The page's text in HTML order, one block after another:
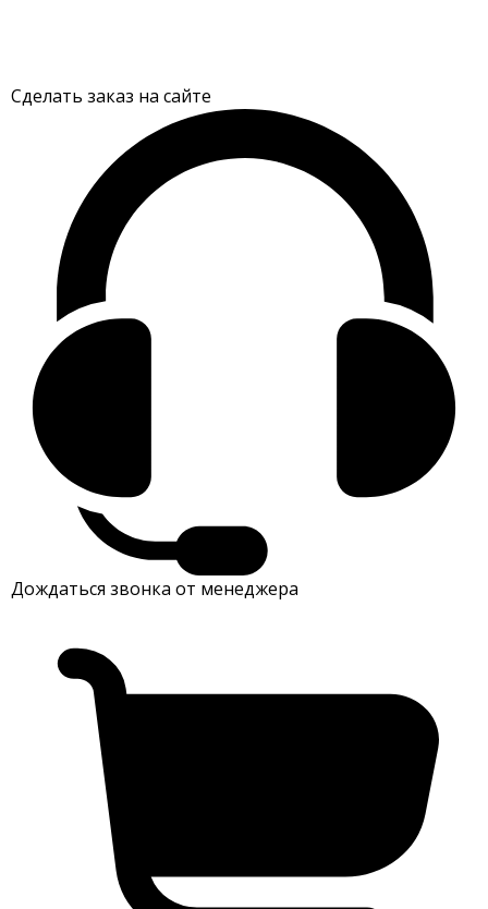
Сделать заказ на сайте
Дождаться звонка от менеджера